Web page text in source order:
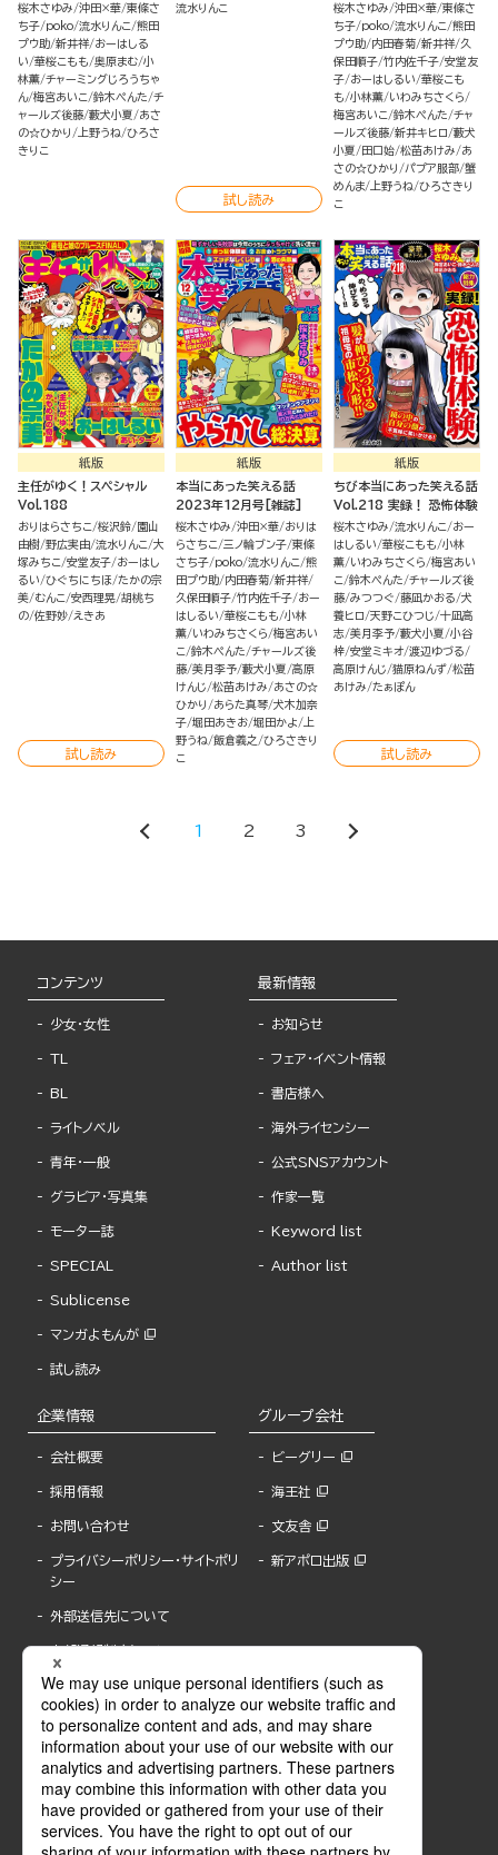
桜木さゆみ 沖田×華 東條さ
ち子 poko 流水りんこ 熊田
プウ助 新井祥 おーはしる
い 華桜こもも 奥原まむ 小
林薫 チャーミングじろうちゃ
ん 梅宮あいこ 鈴木ぺんた チ
ャールズ後藤 藪犬小夏
あさ
の☆ひかり
上野うね ひろさ
きりこ
流水りんこ
試し読み
桜木さゆみ 沖田×華 東條さ
ち子 poko 流水りんこ 熊田
プウ助 内田春菊 新井祥 久
保田順子 竹内佐千子 安堂友
子 おーはしるい 華桜こも
も 小林薫 いわみちさくら
梅宮あいこ 鈴木ぺんた チャ
ールズ後藤 新井キヒロ 藪犬
小夏
田口始 松苗あけみ
あ
さの☆ひかり
パプア服部 蟹
めんま
上野うね ひろさきり
こ
紙版
主任がゆく！スペシャル
Vol.188
おりはらさちこ 桜沢鈴 園山
由樹 野広実由 流水りんこ 大
塚みちこ 安堂友子 おーはし
るい ひぐちにちほ たかの宗
美 むんこ 安西理晃 胡桃ち
の 佐野妙 えきあ
試し読み
紙版
本当にあった笑える話
2023年12月号[雑誌]
桜木さゆみ 沖田×華 おりは
らさちこ 三ノ輪ブン子 東條
さち子 poko 流水りんこ 熊
田プウ助 内田春菊 新井祥
久保田順子 竹内佐千子 おー
はしるい 華桜こもも 小林
薫 いわみちさくら 梅宮あい
こ 鈴木ぺんた チャールズ後
藤 美月李予 藪犬小夏 高原
けんじ 松苗あけみ
あさの☆
ひかり
あらた真琴 犬木加奈
子 堀田あきお 堀田かよ
上
野うね 飯倉義之 ひろさきり
こ
紙版
ちび本当にあった笑える話
Vol.218 実録！ 恐怖体験
桜木さゆみ 流水りんこ
おー
はしるい 華桜こもも 小林
薫 いわみちさくら 梅宮あい
こ 鈴木ぺんた チャールズ後
藤 みつつぐ 藤凪かおる 犬
養ヒロ 天野こひつじ 十凪高
志 美月李予 藪犬小夏 小谷
梓 安堂ミキオ 渡辺ゆづる
高原けんじ 猫原ねんず 松苗
あけみ たぁぽん
試し読み
1 2 3
コンテンツ
少女・女性
TL
BL
ライトノベル
青年・一般
グラビア・写真集
モーター誌
SPECIAL
Sublicense
マンガよもんが
試し読み
最新情報
お知らせ
フェア・イベント情報
書店様へ
海外ライセンシー
公式SNSアカウント
作家一覧
Keyword list
Author list
企業情報
会社概要
採用情報
お問い合わせ
プライバシーポリシー・サイトポリ
シー
外部送信先について
内部通報制度について
グループ会社
ビーグリー
海王社
文友舎
新アポロ出版